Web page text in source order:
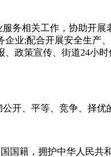
相关工作，协助开展
企业;配合开展安全生产
政策宣传、街道24小
开、平等、竞争、择优
籍，拥护中华人民共